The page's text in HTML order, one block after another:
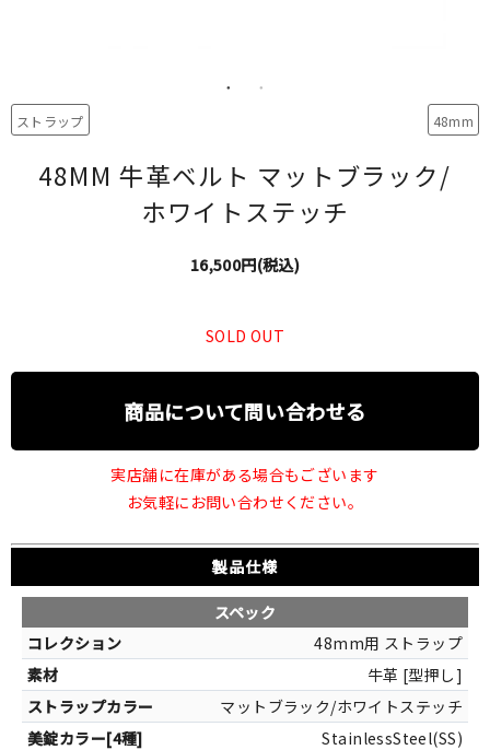
ストラップ 48mm
48MM 牛革ベルト マットブラック/
ホワイトステッチ
16,500円(税込)
SOLD OUT
商品について問い合わせる
実店舗に在庫がある場合もございます
お気軽にお問い合わせください。
製品仕様
スペック
48mm用 ストラップ
牛革 [型押し]
マットブラック/ホワイトステッチ
StainlessSteel(SS)